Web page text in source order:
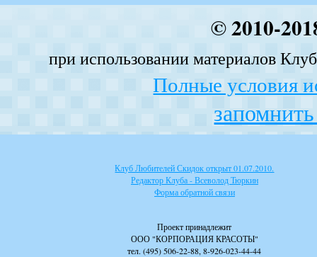
© 2010-
при использовании материалов
Полные условия
Клуб Любителей Скидок открыт 01.07.2010.
Редактор Клуба - Всеволод Тюркин
Форма обратной связи
Проект принадлежит
ООО "КОРПОРАЦИЯ КРАСОТЫ"
тел. (495) 506-22-88, 8-926-023-44-44